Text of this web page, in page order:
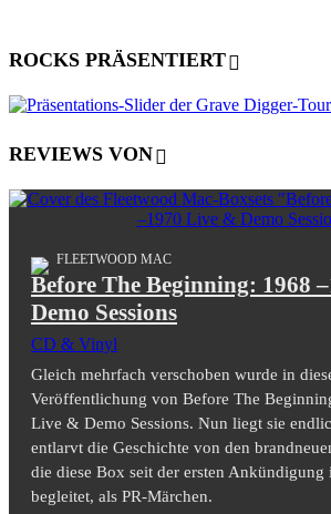
ROCKS PRÄSENTIERT
REVIEWS VON
FLEETWOOD MAC
Before The Beginning: 1968
Demo Sessions
CD & Vinyl
Gleich mehrfach verschoben wurde in
Veröffentlichung von Before The
Live & Demo Sessions. Nun liegt sie
entlarvt die Geschichte von den
die diese Box seit der ersten Ankündigung
begleitet, als PR-Märchen.